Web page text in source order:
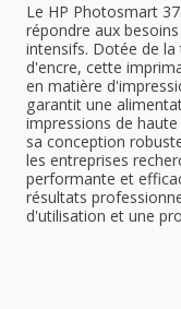
Le HP Photosmart
répondre aux
intensifs. Dotée de
d'encre, cette
en matière
garantit une
impressions de
sa conception
les entreprises
performante et
résultats
d'utilisation et une